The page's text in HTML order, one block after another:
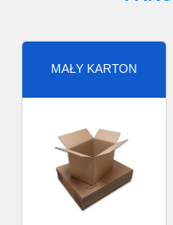
MAŁY KARTON